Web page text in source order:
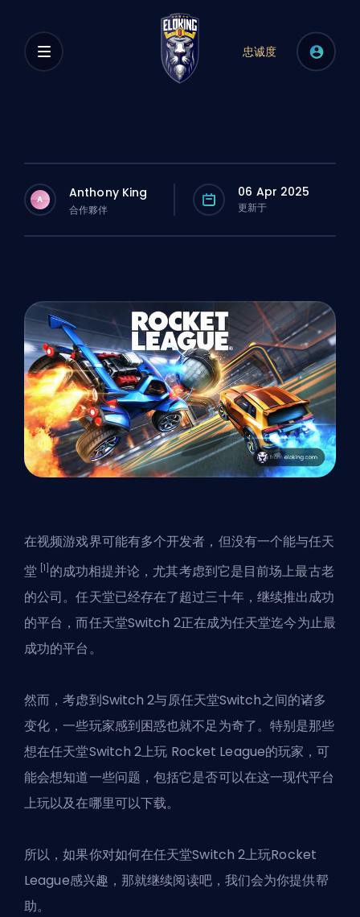
忠诚度
A Anthony King
合作夥伴
06 Apr 2025
更新于
在视频游戏界可能有多个开发者，但没有一个能与任天
堂 [1] 的成功相提并论，尤其考虑到它是目前场上最古老
的公司。任天堂已经存在了超过三十年，继续推出成功
的平台，而任天堂Switch 2正在成为任天堂迄今为止最
成功的平台。
然而，考虑到Switch 2与原任天堂Switch之间的诸多
变化，一些玩家感到困惑也就不足为奇了。特别是那些
想在任天堂Switch 2上玩 Rocket League的玩家，可
能会想知道一些问题，包括它是否可以在这一现代平台
上玩以及在哪里可以下载。
所以，如果你对如何在任天堂Switch 2上玩Rocket
League感兴趣，那就继续阅读吧，我们会为你提供帮
助。